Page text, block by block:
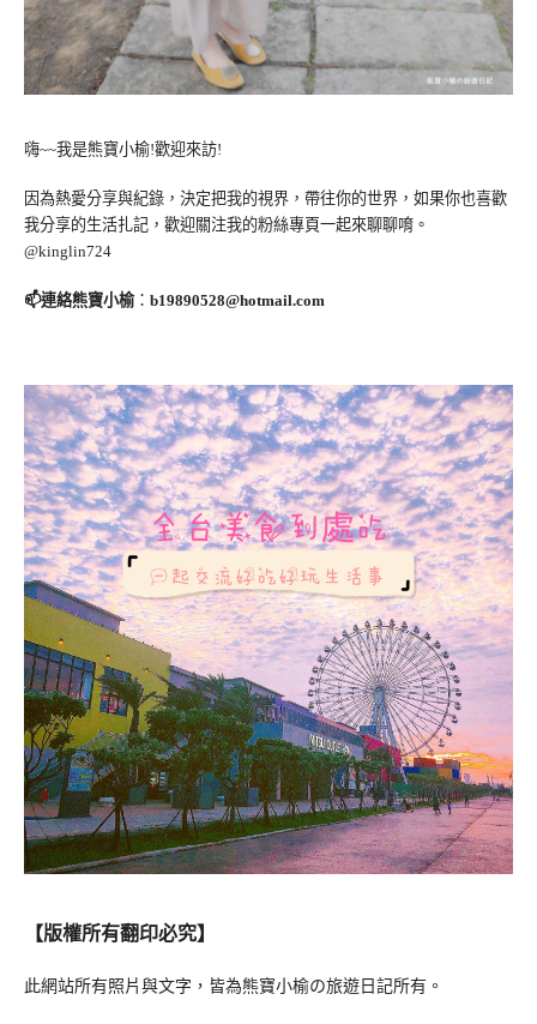
嗨~~我是熊寶小榆!歡迎來訪!
因為熱愛分享與紀錄，決定把我的視界，帶往你的世界，如果你也喜歡
我分享的生活扎記，歡迎關注我的粉絲專頁一起來聊聊唷。
@kinglin724
📫連絡熊寶小榆： b19890528@hotmail.com
【版權所有翻印必究】
此網站所有照片與文字，皆為熊寶小榆の旅遊日記所有。